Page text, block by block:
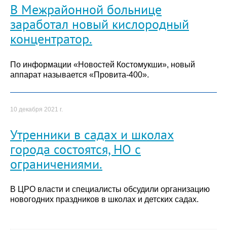
В Межрайонной больнице
заработал новый кислородный
концентратор.
По информации «Новостей Костомукши», новый
аппарат называется «Провита-400».
10 декабря 2021 г.
Утренники в садах и школах
города состоятся, НО с
ограничениями.
В ЦРО власти и специалисты обсудили организацию
новогодних праздников в школах и детских садах.